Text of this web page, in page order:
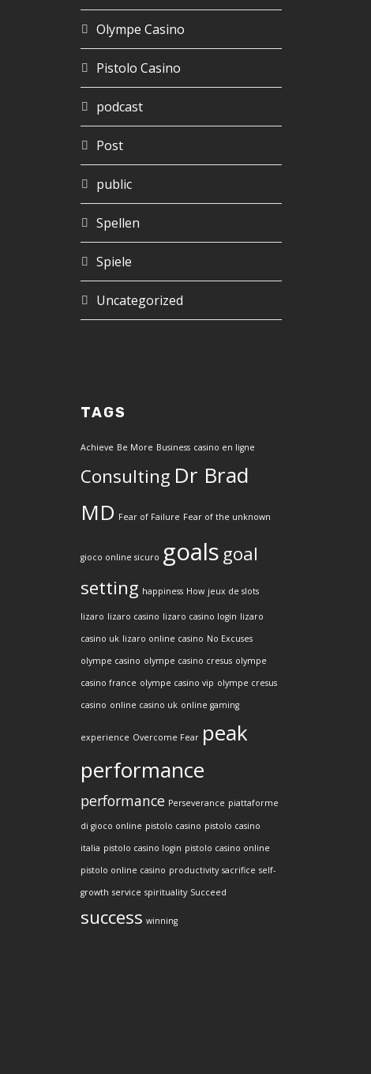
Olympe Casino
Pistolo Casino
podcast
Post
public
Spellen
Spiele
Uncategorized
TAGS
Achieve Be More Business casino en ligne
Consulting Dr Brad
MD Fear of Failure Fear of the unknown
gioco online sicuro goals goal
setting happiness How jeux de slots
lizaro lizaro casino lizaro casino login lizaro
casino uk lizaro online casino No Excuses
olympe casino olympe casino cresus olympe
casino france olympe casino vip olympe cresus
casino online casino uk online gaming
experience Overcome Fear peak
performance
performance Perseverance piattaforme
di gioco online pistolo casino pistolo casino
italia pistolo casino login pistolo casino online
pistolo online casino productivity sacrifice self-
growth service spirituality Succeed
success winning